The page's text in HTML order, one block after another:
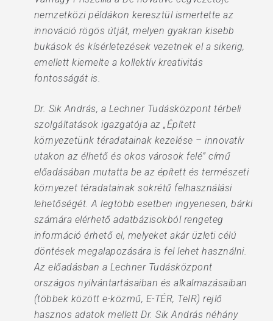
nemzetközi példákon keresztül ismertette az
innováció rögös útját, melyen gyakran kisebb
bukások és kísérletezések vezetnek el a sikerig,
emellett kiemelte a kollektív kreativitás
fontosságát is.
Dr. Sik András, a Lechner Tudásközpont térbeli
szolgáltatások igazgatója az „Épített
környezetünk téradatainak kezelése – innovatív
utakon az élhető és okos városok felé” című
előadásában mutatta be az épített és természeti
környezet téradatainak sokrétű felhasználási
lehetőségét. A legtöbb esetben ingyenesen, bárki
számára elérhető adatbázisokból rengeteg
információ érhető el, melyeket akár üzleti célú
döntések megalapozására is fel lehet használni.
Az előadásban a Lechner Tudásközpont
országos nyilvántartásaiban és alkalmazásaiban
(többek között e-közmű, E-TÉR, TeIR) rejlő
hasznos adatok mellett Dr. Sik András néhány